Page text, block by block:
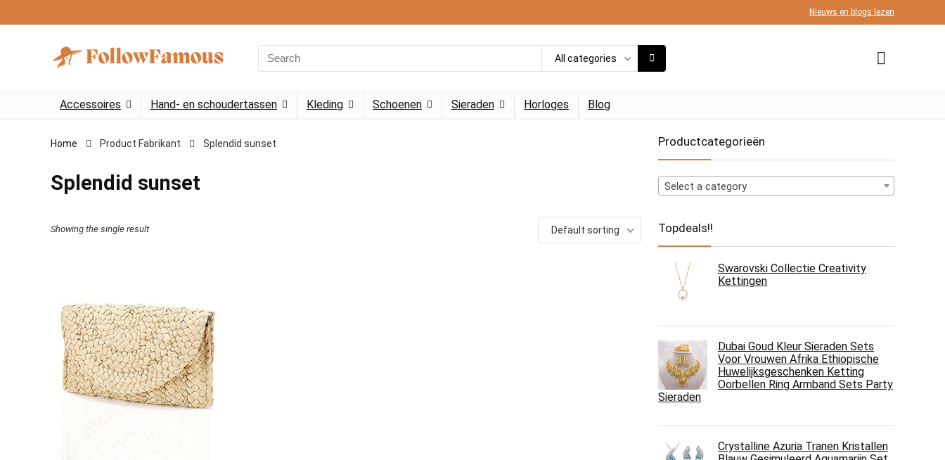
Nieuws en blogs lezen
Search
for:
All categories
Accessoires Hand- en schoudertassen Kleding Schoenen Sieraden Horloges Blog
Home Product Fabrikant ‎Splendid sunset
‎Splendid sunset
Showing the single result Default sorting
Productcategorieën
Select a category
Topdeals!!
Swarovski Collectie Creativity
Kettingen
Dubai Goud Kleur Sieraden Sets
Voor Vrouwen Afrika Ethiopische
Huwelijksgeschenken Ketting
Oorbellen Ring Armband Sets Party
Sieraden
Crystalline Azuria Tranen Kristallen